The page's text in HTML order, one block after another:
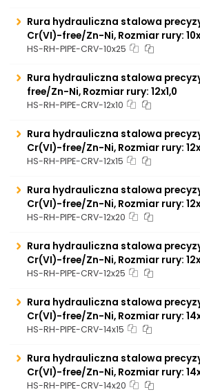
Rura hydrauliczna stalowa
Cr(VI)-free/Zn-Ni, Rozmiar rury:
HS-RH-PIPE-CRV-10x25
Rura hydrauliczna stalowa
free/Zn-Ni, Rozmiar rury: 12x1,0
HS-RH-PIPE-CRV-12x10
Rura hydrauliczna stalowa
Cr(VI)-free/Zn-Ni, Rozmiar rury:
HS-RH-PIPE-CRV-12x15
Rura hydrauliczna stalowa
Cr(VI)-free/Zn-Ni, Rozmiar rury:
HS-RH-PIPE-CRV-12x20
Rura hydrauliczna stalowa
Cr(VI)-free/Zn-Ni, Rozmiar rury:
HS-RH-PIPE-CRV-12x25
Rura hydrauliczna stalowa
Cr(VI)-free/Zn-Ni, Rozmiar rury:
HS-RH-PIPE-CRV-14x15
Rura hydrauliczna stalowa
Cr(VI)-free/Zn-Ni, Rozmiar rury:
HS-RH-PIPE-CRV-14x20